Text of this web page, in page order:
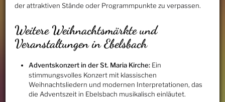
der attraktiven Stände oder Programmpunkte zu verpassen.
Weitere Weihnachtsmärkte und
Veranstaltungen in Ebelsbach
Adventskonzert in der St. Maria Kirche:Ein
stimmungsvolles Konzert mit klassischen
Weihnachtsliedern und modernen Interpretationen, das
die Adventszeit in Ebelsbach musikalisch einläutet.